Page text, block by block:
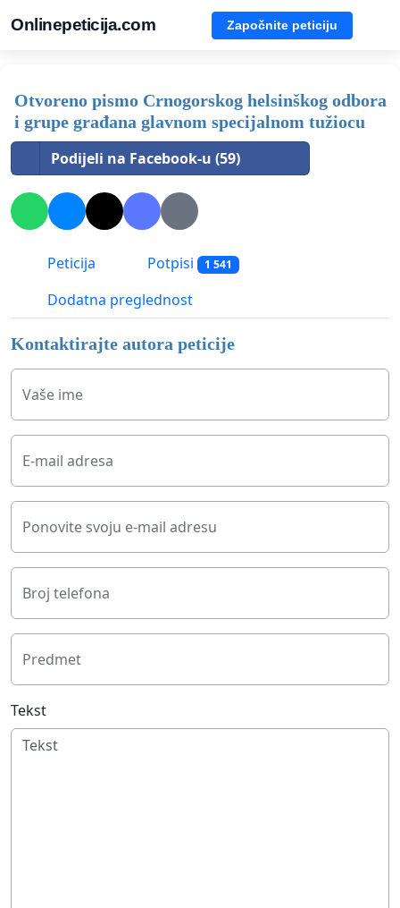
Onlinepeticija.com Započnite peticiju
Otvoreno pismo Crnogorskog helsinškog odbora
i grupe građana glavnom specijalnom tužiocu
Podijeli na Facebook-u (59)
Peticija Potpisi 1 541
Dodatna preglednost
Kontaktirajte autora peticije
Vaše ime
E-mail adresa
Ponovite svoju e-mail adresu
Broj telefona
Predmet
Tekst